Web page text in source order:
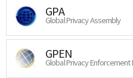
GPA
Global Privacy Assembly
GPEN
Global Privacy